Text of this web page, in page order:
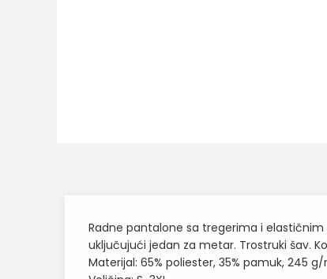
Radne pantalone sa tregerima i
uključujući jedan za metar. Trostruki šav.
Materijal: 65% poliester, 35% pamuk, 245 g/